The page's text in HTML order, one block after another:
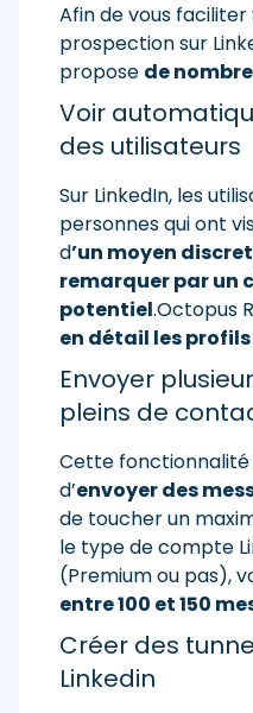
Afin de vous
prospection sur
propose de
Voir
des utilisateurs
Sur LinkedIn, les
personnes qui ont
d’un moyen
remarquer par un
potentiel.Octopus
en détail les
Envoyer
pleins de
Cette
d’envoyer des
de toucher un
le type de compte
(Premium ou pas),
entre 100 et 150
Créer des
Linkedin